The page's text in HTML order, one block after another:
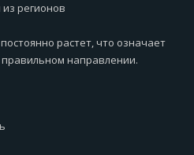
регионов
растет, что означает
направлении.